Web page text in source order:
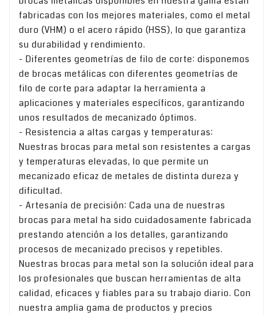
fabricadas con los mejores materiales, como el metal
duro (VHM) o el acero rápido (HSS), lo que garantiza
su durabilidad y rendimiento.
- Diferentes geometrías de filo de corte: disponemos
de brocas metálicas con diferentes geometrías de
filo de corte para adaptar la herramienta a
aplicaciones y materiales específicos, garantizando
unos resultados de mecanizado óptimos.
- Resistencia a altas cargas y temperaturas:
Nuestras brocas para metal son resistentes a cargas
y temperaturas elevadas, lo que permite un
mecanizado eficaz de metales de distinta dureza y
dificultad.
- Artesanía de precisión: Cada una de nuestras
brocas para metal ha sido cuidadosamente fabricada
prestando atención a los detalles, garantizando
procesos de mecanizado precisos y repetibles.
Nuestras brocas para metal son la solución ideal para
los profesionales que buscan herramientas de alta
calidad, eficaces y fiables para su trabajo diario. Con
nuestra amplia gama de productos y precios